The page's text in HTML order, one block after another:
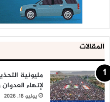
المقالات
مليونية
لإنهاء
يوليو 18, 2026